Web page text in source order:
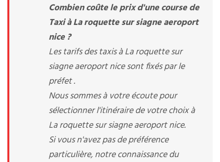
Combien coûte le prix d'une course de
Taxi à La roquette sur siagne aeroport
nice ?
Les tarifs des taxis à La roquette sur
siagne aeroport nice sont fixés par le
préfet .
Nous sommes à votre écoute pour
sélectionner l'itinéraire de votre choix à
La roquette sur siagne aeroport nice.
Si vous n'avez pas de préférence
particulière, notre connaissance du